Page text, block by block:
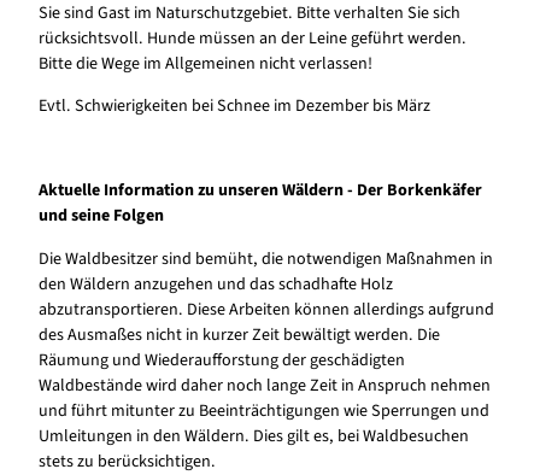
Sie sind Gast im Naturschutzgebiet. Bitte verhalten Sie sich
rücksichtsvoll. Hunde müssen an der Leine geführt werden.
Bitte die Wege im Allgemeinen nicht verlassen!
Evtl. Schwierigkeiten bei Schnee im Dezember bis März
Aktuelle Information zu unseren Wäldern - Der Borkenkäfer
und seine Folgen
Die Waldbesitzer sind bemüht, die notwendigen Maßnahmen in
den Wäldern anzugehen und das schadhafte Holz
abzutransportieren. Diese Arbeiten können allerdings aufgrund
des Ausmaßes nicht in kurzer Zeit bewältigt werden. Die
Räumung und Wiederaufforstung der geschädigten
Waldbestände wird daher noch lange Zeit in Anspruch nehmen
und führt mitunter zu Beeinträchtigungen wie Sperrungen und
Umleitungen in den Wäldern. Dies gilt es, bei Waldbesuchen
stets zu berücksichtigen.